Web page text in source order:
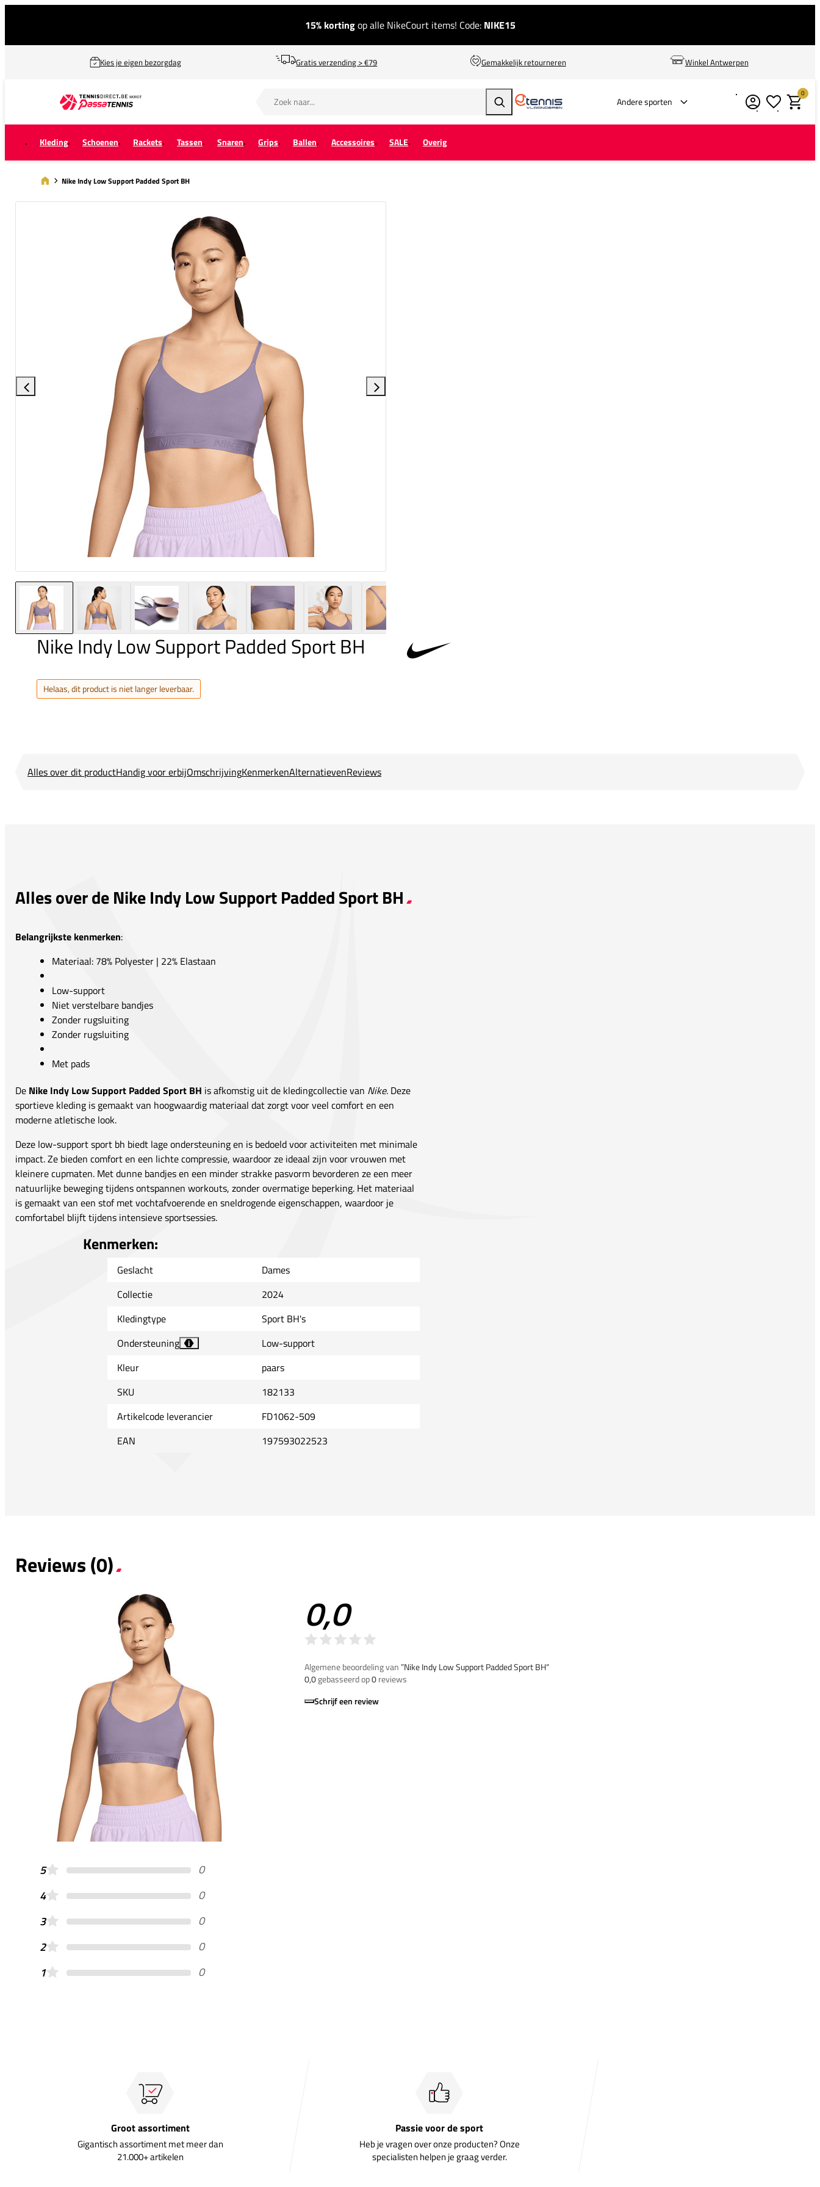
15% kortingop alle NikeCourt items! Code: NIKE15
Kies je eigen bezorgdag Gratis verzending > €79 Gemakkelijk retourneren Winkel Antwerpen
Zoeken Andere sporten Verlanglijstje
0
Kleding Schoenen Rackets Tassen Snaren Grips Ballen Accessoires SALE Overig
Nike Indy Low Support Padded Sport BH
Nike Indy Low Support Padded Sport BH
Helaas, dit product is niet langer leverbaar.
Alles over dit productHandig voor erbijOmschrijvingKenmerkenAlternatievenReviews
Alles over de Nike Indy Low Support Padded Sport BH
Belangrijkste kenmerken:
Materiaal: 78% Polyester | 22% Elastaan
Low-support
Niet verstelbare bandjes
Zonder rugsluiting
Zonder rugsluiting
Met pads
De Nike Indy Low Support Padded Sport BH is afkomstig uit de kledingcollectie van Nike. Deze
sportieve kleding is gemaakt van hoogwaardig materiaal dat zorgt voor veel comfort en een
moderne atletische look.
Deze low-support sport bh biedt lage ondersteuning en is bedoeld voor activiteiten met minimale
impact. Ze bieden comfort en een lichte compressie, waardoor ze ideaal zijn voor vrouwen met
kleinere cupmaten. Met dunne bandjes en een minder strakke pasvorm bevorderen ze een meer
natuurlijke beweging tijdens ontspannen workouts, zonder overmatige beperking. Het materiaal
is gemaakt van een stof met vochtafvoerende en sneldrogende eigenschappen, waardoor je
comfortabel blijft tijdens intensieve sportsessies.
Kenmerken:
Geslacht
Dames
Collectie
2024
Kledingtype
Sport BH's
Ondersteuning
i
Low-support
Kleur
paars
SKU
182133
Artikelcode leverancier
FD1062-509
EAN
197593022523
Reviews (0)
0,0
Algemene beoordeling van”Nike Indy Low Support Padded Sport BH“
0,0gebasseerd op0reviews
Schrijf een review
5
0
4
0
3
0
2
0
1
0
Groot assortiment
Gigantisch assortiment met meer dan
21.000+ artikelen
Passie voor de sport
Heb je vragen over onze producten? Onze
specialisten helpen je graag verder.